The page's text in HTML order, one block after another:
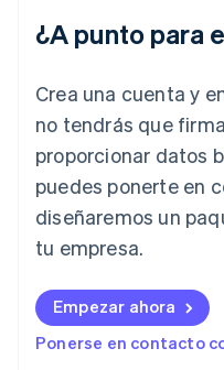
¿A punto para
Crea una cuenta y
no tendrás que
proporcionar datos
puedes ponerte en
diseñaremos un
tu empresa.
Empezar ahora
Ponerse en contacto
India
English
Italia
ItalianoEnglish
Japón
日本語 English
Letonia
Liechtenstein
Lituania
English
Luxemburgo